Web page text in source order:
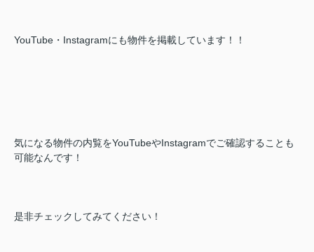
YouTube・Instagramにも物件を掲載しています！！
気になる物件の内覧をYouTubeやInstagramでご確認することも
可能なんです！
是非チェックしてみてください！